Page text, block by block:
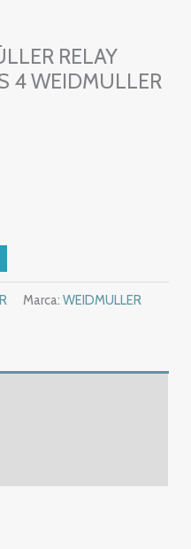
RELAY
4 WEIDMULLER
Marca:WEIDMULLER